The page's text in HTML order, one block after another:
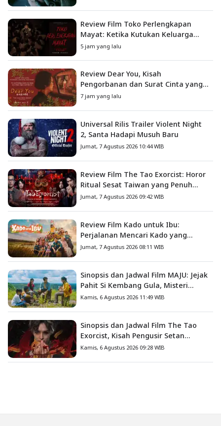
Review Film Toko Perlengkapan
Mayat: Ketika Kutukan Keluarga
Menjadi Sumber Teror yang
5 jam yang lalu
Review Dear You, Kisah
Pengorbanan dan Surat Cinta yang
Menyentuh Hati
7 jam yang lalu
Universal Rilis Trailer Violent Night
2, Santa Hadapi Musuh Baru
Jumat, 7 Agustus 2026 10:44 WIB
Review Film The Tao Exorcist: Horor
Ritual Sesat Taiwan yang Penuh
Misteri dan Teror Psikologis
Jumat, 7 Agustus 2026 09:42 WIB
Review Film Kado untuk Ibu:
Perjalanan Mencari Kado yang
Mengajarkan Arti Keluarga
Jumat, 7 Agustus 2026 08:11 WIB
Sinopsis dan Jadwal Film MAJU: Jejak
Pahit Si Kembang Gula, Misteri
Hilangnya Bagas di Lokasi Jambore
Kamis, 6 Agustus 2026 11:49 WIB
Sinopsis dan Jadwal Film The Tao
Exorcist, Kisah Pengusir Setan
Melawan Kutukan Mematikan
Kamis, 6 Agustus 2026 09:28 WIB